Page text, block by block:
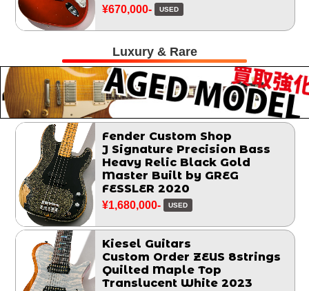
¥670,000- USED
Luxury & Rare
Fender Custom Shop
J Signature Precision Bass
Heavy Relic Black Gold
Master Built by GREG
FESSLER 2020
¥1,680,000- USED
Kiesel Guitars
Custom Order ZEUS 8strings
Quilted Maple Top
Translucent White 2023